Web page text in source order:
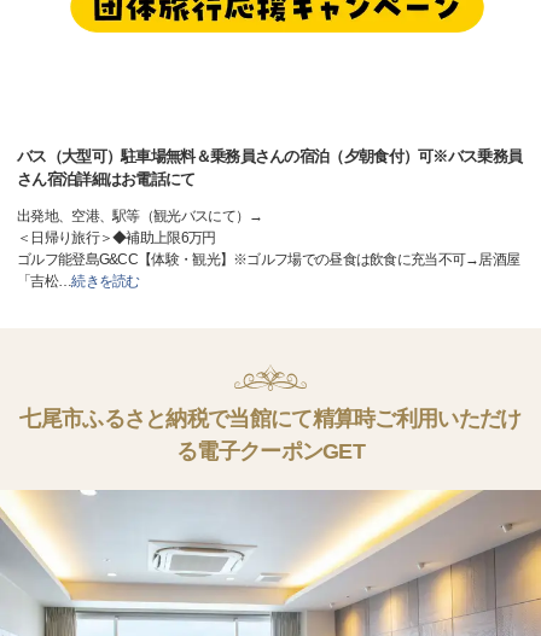
バス（大型可）駐車場無料＆乗務員さんの宿泊（夕朝食付）可※バス乗務員
さん宿泊詳細はお電話にて
出発地、空港、駅等（観光バスにて）→
＜日帰り旅行＞◆補助上限6万円
ゴルフ能登島G&CC【体験・観光】※ゴルフ場での昼食は飲食に充当不可→居酒屋
「吉松…続きを読む
七尾市ふるさと納税で当館にて精算時ご利用いただけ
る電子クーポンGET